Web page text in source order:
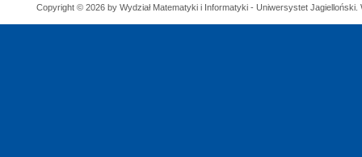
Copyright © 2026 by Wydział Matematyki i Informatyki - Uniwersystet